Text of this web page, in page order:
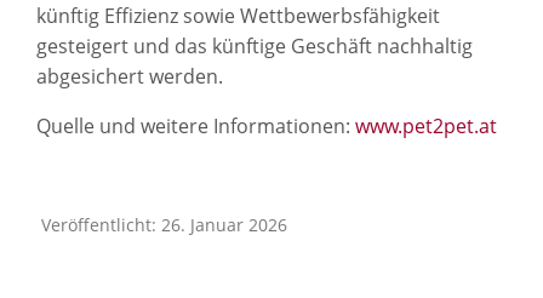
künftig Effizienz sowie Wettbewerbsfähigkeit
gesteigert und das künftige Geschäft nachhaltig
abgesichert werden.
Quelle und weitere Informationen: www.pet2pet.at
Veröffentlicht: 26. Januar 2026